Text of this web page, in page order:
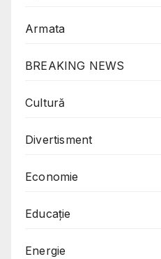
Armata
BREAKING NEWS
Cultură
Divertisment
Economie
Educație
Energie